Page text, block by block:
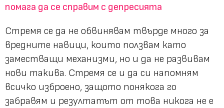
помага да се справим с депресията
Стремя се да не обвинявам твърде много за
вредните навици, които ползвам като
заместващи механизми, но и да не развивам
нови такива. Стремя се и да си напомням
всичко изброено, защото понякога го
забравям и резултатът от това никога не е